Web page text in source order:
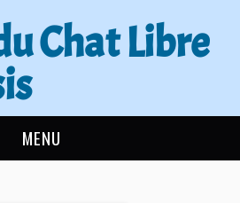
Chat Libre
MENU